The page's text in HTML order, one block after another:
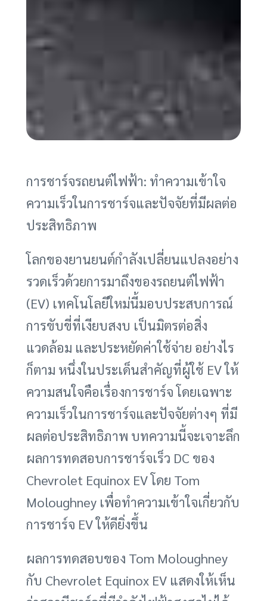
การชาร์จรถยนต์ไฟฟ้า: ทำความเข้าใจ
ความเร็วในการชาร์จและปัจจัยที่มีผลต่อ
ประสิทธิภาพ
โลกของยานยนต์กำลังเปลี่ยนแปลงอย่าง
รวดเร็วด้วยการมาถึงของรถยนต์ไฟฟ้า
(EV) เทคโนโลยีใหม่นี้มอบประสบการณ์
การขับขี่ที่เงียบสงบ เป็นมิตรต่อสิ่ง
แวดล้อม และประหยัดค่าใช้จ่าย อย่างไร
ก็ตาม หนึ่งในประเด็นสำคัญที่ผู้ใช้ EV ให้
ความสนใจคือเรื่องการชาร์จ โดยเฉพาะ
ความเร็วในการชาร์จและปัจจัยต่างๆ ที่มี
ผลต่อประสิทธิภาพ บทความนี้จะเจาะลึก
ผลการทดสอบการชาร์จเร็ว DC ของ
Chevrolet Equinox EV โดย Tom
Moloughney เพื่อทำความเข้าใจเกี่ยวกับ
การชาร์จ EV ให้ดียิ่งขึ้น
ผลการทดสอบของ Tom Moloughney
กับ Chevrolet Equinox EV แสดงให้เห็น